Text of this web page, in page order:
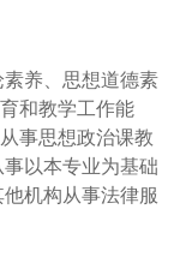
养、思想道德素
和教学工作能
事思想政治课教
以本专业为基础
机构从事法律服